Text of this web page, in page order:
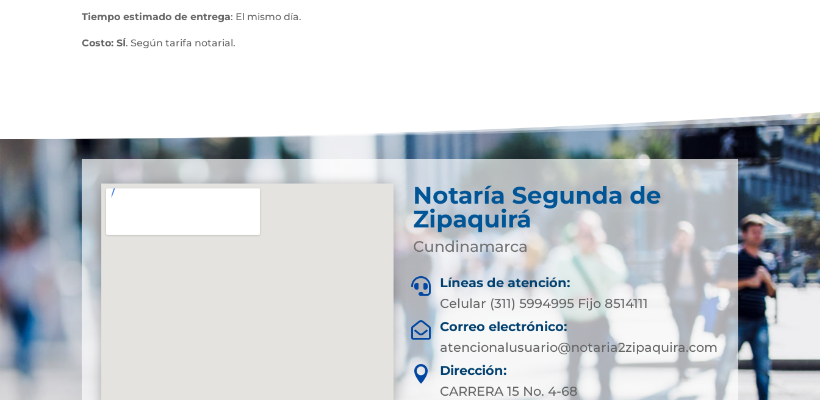
Tiempo estimado de entrega: El mismo día.
Costo: SÍ. Según tarifa notarial.
Notaría Segunda de
Zipaquirá
Cundinamarca

Líneas de atención:
Celular (311) 5994995 Fijo 8514111

Correo electrónico:
atencionalusuario@notaria2zipaquira.com

Dirección:
CARRERA 15 No. 4-68